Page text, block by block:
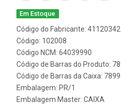
Em Estoque
Código do Fabricante: 41120342
Código: 102008
Código NCM: 64039990
Código de Barras do Produto:
Código de Barras da Caixa:
Embalagem: PR/1
Embalagem Master: CAIXA